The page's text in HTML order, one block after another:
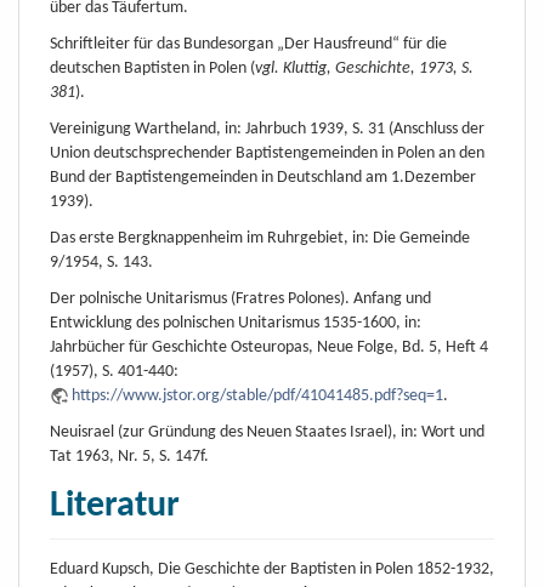
über das Täufertum.
Schriftleiter für das Bundesorgan „Der Hausfreund“ für die
deutschen Baptisten in Polen (vgl. Kluttig, Geschichte, 1973, S.
381).
Vereinigung Wartheland, in: Jahrbuch 1939, S. 31 (Anschluss der
Union deutschsprechender Baptistengemeinden in Polen an den
Bund der Baptistengemeinden in Deutschland am 1.Dezember
1939).
Das erste Bergknappenheim im Ruhrgebiet, in: Die Gemeinde
9/1954, S. 143.
Der polnische Unitarismus (Fratres Polones). Anfang und
Entwicklung des polnischen Unitarismus 1535-1600, in:
Jahrbücher für Geschichte Osteuropas, Neue Folge, Bd. 5, Heft 4
(1957), S. 401-440:
https://www.jstor.org/stable/pdf/41041485.pdf?seq=1.
Neuisrael (zur Gründung des Neuen Staates Israel), in: Wort und
Tat 1963, Nr. 5, S. 147f.
Literatur
Eduard Kupsch, Die Geschichte der Baptisten in Polen 1852-1932,